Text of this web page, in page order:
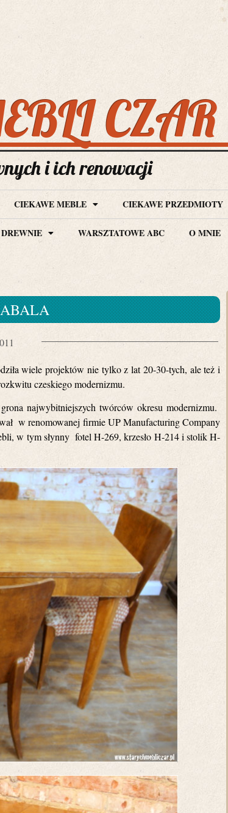
CZAR
i ich renowacji
CIEKAWE MEBLE CIEKAWE PRZEDMIOTY
WARSZTATOWE ABC O MNIE
wiele projektów nie tylko z lat 20-30-tych, ale też i
czeskiego modernizmu.
najwybitniejszych twórców okresu modernizmu.
w renomowanej firmie UP Manufacturing Company
w tym słynny fotel H-269, krzesło H-214 i stolik H-